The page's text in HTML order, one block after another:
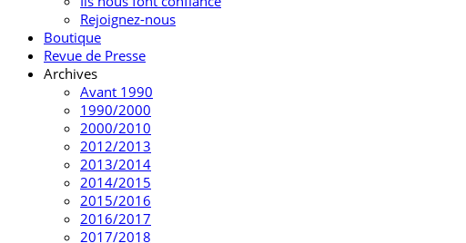
Rejoignez-nous
Boutique
Revue de Presse
Archives
Avant 1990
1990/2000
2000/2010
2012/2013
2013/2014
2014/2015
2015/2016
2016/2017
2017/2018